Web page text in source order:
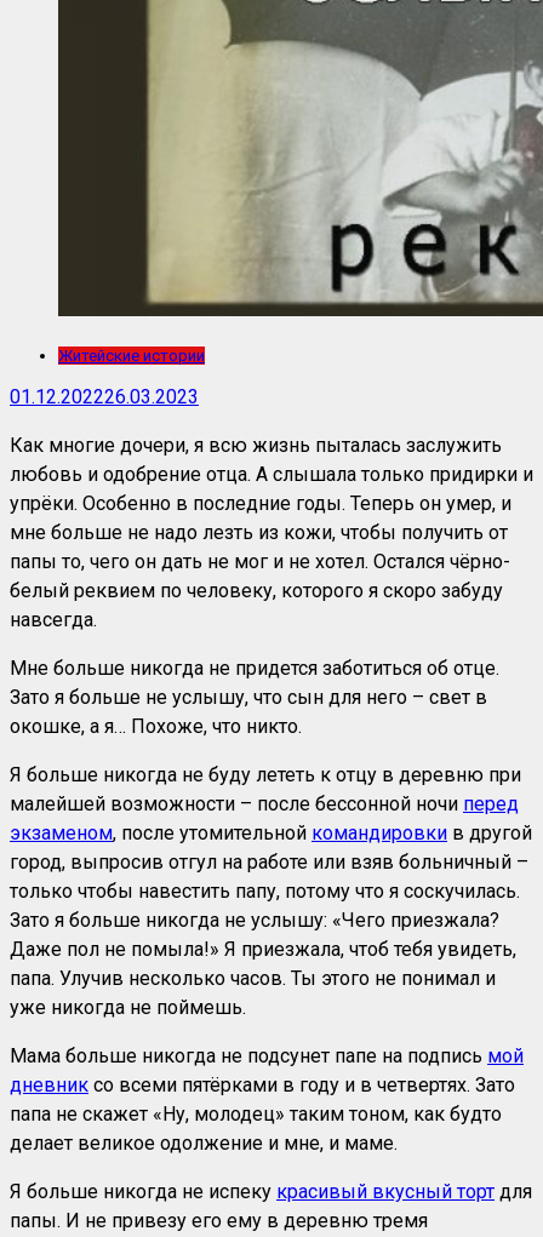
Житейские истории
01.12.202226.03.2023
Как многие дочери, я всю жизнь пыталась заслужить
любовь и одобрение отца. А слышала только придирки и
упрёки. Особенно в последние годы. Теперь он умер, и
мне больше не надо лезть из кожи, чтобы получить от
папы то, чего он дать не мог и не хотел. Остался чёрно-
белый реквием по человеку, которого я скоро забуду
навсегда.
Мне больше никогда не придется заботиться об отце.
Зато я больше не услышу, что сын для него – свет в
окошке, а я… Похоже, что никто.
Я больше никогда не буду лететь к отцу в деревню при
малейшей возможности – после бессонной ночи перед
экзаменом, после утомительной командировки в другой
город, выпросив отгул на работе или взяв больничный –
только чтобы навестить папу, потому что я соскучилась.
Зато я больше никогда не услышу: «Чего приезжала?
Даже пол не помыла!» Я приезжала, чтоб тебя увидеть,
папа. Улучив несколько часов. Ты этого не понимал и
уже никогда не поймешь.
Мама больше никогда не подсунет папе на подпись мой
дневник со всеми пятёрками в году и в четвертях. Зато
папа не скажет «Ну, молодец» таким тоном, как будто
делает великое одолжение и мне, и маме.
Я больше никогда не испеку красивый вкусный торт для
папы. И не привезу его ему в деревню тремя